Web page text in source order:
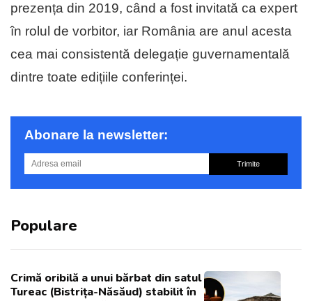
prezența din 2019, când a fost invitată ca expert
în rolul de vorbitor, iar România are anul acesta
cea mai consistentă delegație guvernamentală
dintre toate edițiile conferinței.
Abonare la newsletter:
Trimite
Populare
Crimă oribilă a unui bărbat din satul
Tureac (Bistrița-Năsăud) stabilit în